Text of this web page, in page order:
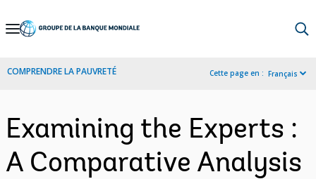
Skip
Navigation
COMPRENDRE LA PAUVRETÉ Cette page en : Français
Examining the Experts :
A Comparative Analysis